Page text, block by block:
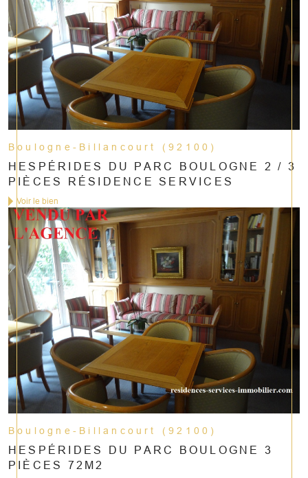
Boulogne-Billancourt (92100)
HESPÉRIDES DU PARC BOULOGNE 2 / 3
PIÈCES RÉSIDENCE SERVICES
Voir le bien
Boulogne-Billancourt (92100)
HESPÉRIDES DU PARC BOULOGNE 3
PIÈCES 72M2